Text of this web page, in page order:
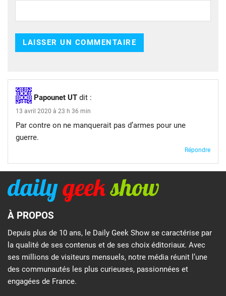
Papounet UT dit :
13 avril 2020 à 23 h 36 min
Par contre on ne manquerait pas d’armes pour une
guerre.
Répondre
À PROPOS
Depuis plus de 10 ans, le Daily Geek Show se caractérise par
la qualité de ses contenus et de ses choix éditoriaux. Avec
ses millions de visiteurs mensuels, notre média réunit l’une
des communautés les plus curieuses, passionnées et
engagées de France.